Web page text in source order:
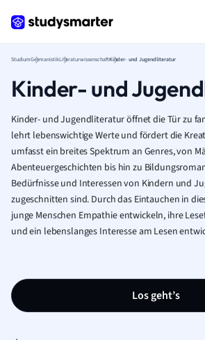
StudiumGermanistikLiteraturwissenschaftKinder- und Jugendliteratur
Kinder- und
Kinder- und Jugendliteratur öffnet die Tür zu
lehrt lebenswichtige Werte und fördert die
umfasst ein breites Spektrum an Genres, von
Abenteuergeschichten bis hin zu
Bedürfnisse und Interessen von Kindern und
zugeschnitten sind. Durch das Eintauchen in
junge Menschen Empathie entwickeln, ihre
und ein lebenslanges Interesse am Lesen
Los geht’s